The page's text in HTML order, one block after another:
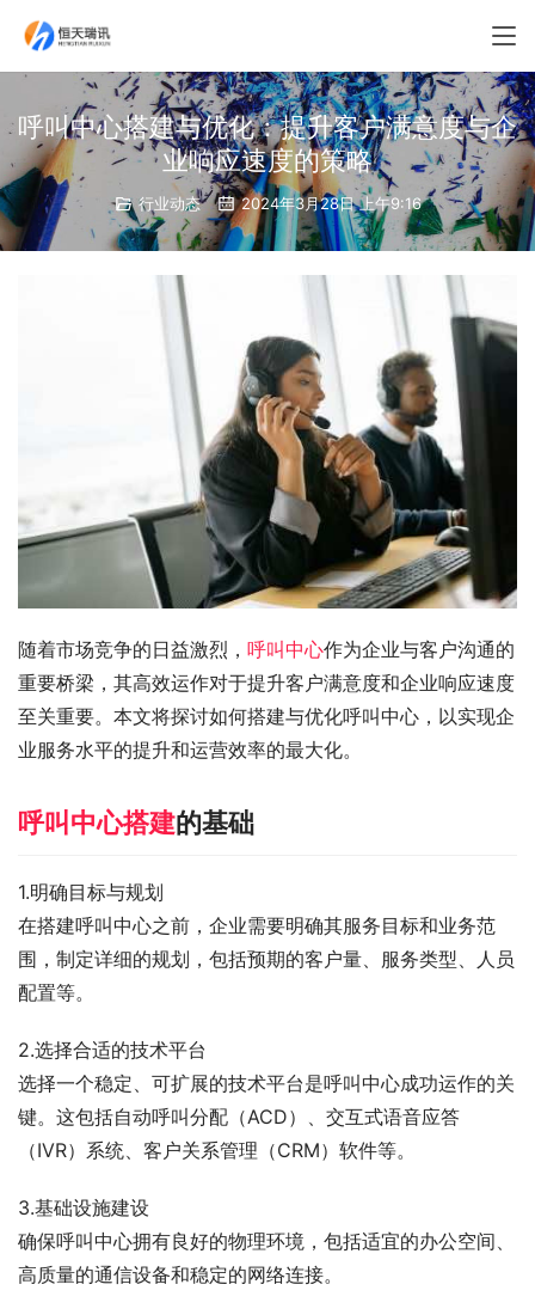
呼叫中心搭建与优化：提升客户满意度与企
业响应速度的策略
行业动态 2024年3月28日 上午9:16
随着市场竞争的日益激烈， 呼叫中心作为企业与客户沟通的
重要桥梁，其高效运作对于提升客户满意度和企业响应速度
至关重要。本文将探讨如何搭建与优化呼叫中心，以实现企
业服务水平的提升和运营效率的最大化。
呼叫中心搭建的基础
1.明确目标与规划
在搭建呼叫中心之前，企业需要明确其服务目标和业务范
围，制定详细的规划，包括预期的客户量、服务类型、人员
配置等。
2.选择合适的技术平台
选择一个稳定、可扩展的技术平台是呼叫中心成功运作的关
键。这包括自动呼叫分配（ACD）、交互式语音应答
（IVR）系统、客户关系管理（CRM）软件等。
3.基础设施建设
确保呼叫中心拥有良好的物理环境，包括适宜的办公空间、
高质量的通信设备和稳定的网络连接。